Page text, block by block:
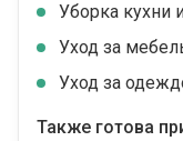
Уборка кухни
Уход за
Уход за
Также готова